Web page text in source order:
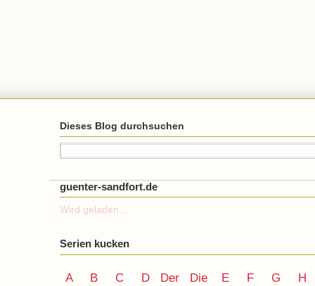
Dieses Blog durchsuchen
guenter-sandfort.de
Wird geladen...
Serien kucken
A B C D Der Die E F G
H